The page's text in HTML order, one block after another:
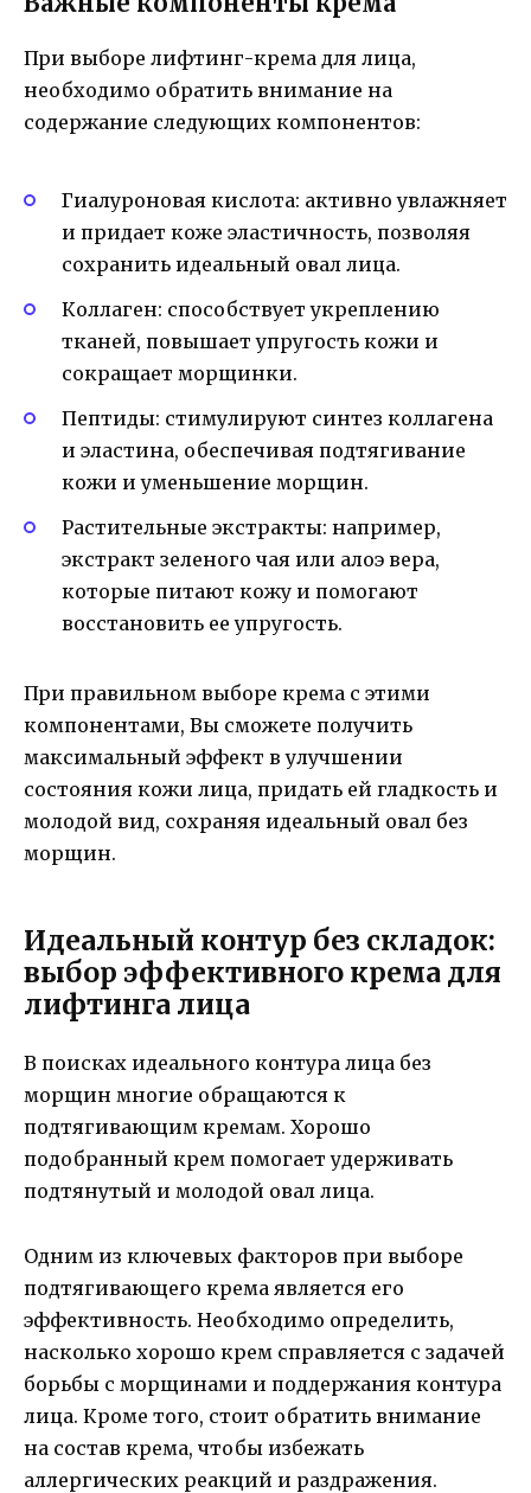
При выборе лифтинг-крема для лица,
необходимо обратить внимание на
содержание следующих компонентов:
Гиалуроновая кислота: активно увлажняет
и придает коже эластичность, позволяя
сохранить идеальный овал лица.
Коллаген: способствует укреплению
тканей, повышает упругость кожи и
сокращает морщинки.
Пептиды: стимулируют синтез коллагена
и эластина, обеспечивая подтягивание
кожи и уменьшение морщин.
Растительные экстракты: например,
экстракт зеленого чая или алоэ вера,
которые питают кожу и помогают
восстановить ее упругость.
При правильном выборе крема с этими
компонентами, Вы сможете получить
максимальный эффект в улучшении
состояния кожи лица, придать ей гладкость и
молодой вид, сохраняя идеальный овал без
морщин.
Идеальный контур без складок:
выбор эффективного крема для
лифтинга лица
В поисках идеального контура лица без
морщин многие обращаются к
подтягивающим кремам. Хорошо
подобранный крем помогает удерживать
подтянутый и молодой овал лица.
Одним из ключевых факторов при выборе
подтягивающего крема является его
эффективность. Необходимо определить,
насколько хорошо крем справляется с задачей
борьбы с морщинами и поддержания контура
лица. Кроме того, стоит обратить внимание
на состав крема, чтобы избежать
аллергических реакций и раздражения.